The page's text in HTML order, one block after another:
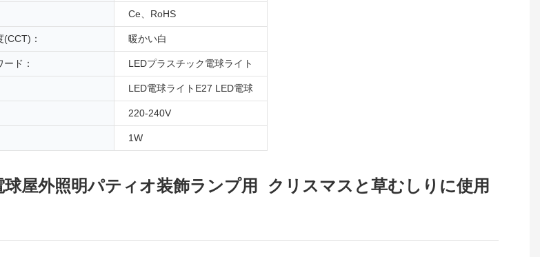
Ce、RoHS
(CCT)： 暖かい白
ード： LEDプラスチック電球ライト
LED電球ライトE27 LED電球
220-240V
1W
屋外照明パティオ装飾ランプ用 クリスマスと草むしりに使用